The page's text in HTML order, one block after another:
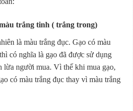
trắng tinh ( trắng trong)
là màu trắng đục. Gạo có màu
có nghĩa là gạo đã được sử dụng
lừa người mua. Vì thế khi mua gạo,
có màu trắng đục thay vì màu trắng